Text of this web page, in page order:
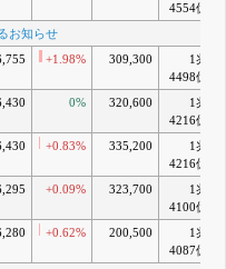
4554億
お知らせ
+1.98% 309,300
1兆
4498億
0% 320,600
1兆
4216億
+0.83% 335,200
1兆
4216億
+0.09% 323,700
1兆
4100億
+0.62% 200,500
1兆
4087億